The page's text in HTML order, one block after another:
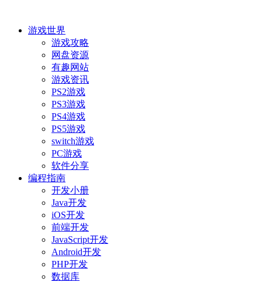
游戏世界
游戏攻略
网盘资源
有趣网站
游戏资讯
PS2游戏
PS3游戏
PS4游戏
PS5游戏
switch游戏
PC游戏
软件分享
编程指南
开发小册
Java开发
iOS开发
前端开发
JavaScript开发
Android开发
PHP开发
数据库